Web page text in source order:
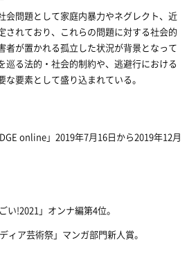
会問題として家庭内暴力やネグレクト、近
されており、これらの問題に対する社会的
者が置かれる孤立した状況が背景となって
巡る法的・社会的制約や、逃避行における
要素として盛り込まれている。
online」2019年7月16日から2019年12月
い!2021」オンナ編第4位。
ィア芸術祭」マンガ部門新人賞。